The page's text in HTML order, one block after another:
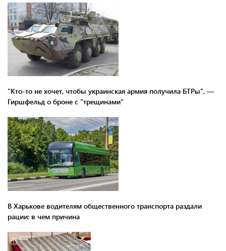
"Кто-то не хочет, чтобы украинская армия получила БТРы", —
Гиршфельд о броне с "трещинами"
В Харькове водителям общественного транспорта раздали
рации: в чем причина